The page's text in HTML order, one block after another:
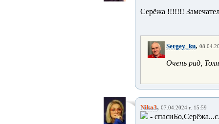
Серёжа !!!!!!!
Sergey_ku,
Очень рад,
Nika3, 07.04.2024 г. 15:59
-